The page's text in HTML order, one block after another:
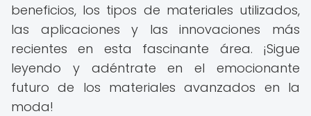
beneficios, los tipos de materiales utilizados,
las aplicaciones y las innovaciones más
recientes en esta fascinante área. ¡Sigue
leyendo y adéntrate en el emocionante
futuro de los materiales avanzados en la
moda!